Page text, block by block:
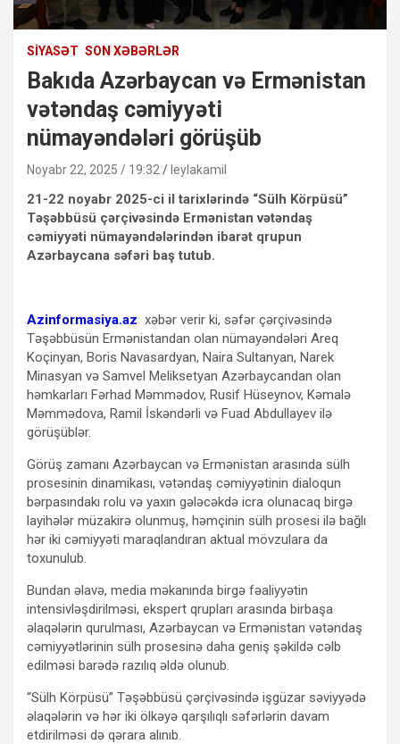
SIYASƏT SON XƏBƏRLƏR
Bakıda Azərbaycan və Ermənistan
vətəndaş cəmiyyəti
nümayəndələri görüşüb
Noyabr 22, 2025 / 19:32 leylakamil
21-22 noyabr 2025-ci il tarixlərində “Sülh Körpüsü”
Təşəbbüsü çərçivəsində Ermənistan vətəndaş
cəmiyyəti nümayəndələrindən ibarət qrupun
Azərbaycana səfəri baş tutub.
Azinformasiya.az xəbər verir ki, səfər çərçivəsində
Təşəbbüsün Ermənistandan olan nümayəndələri Areq
Koçinyan, Boris Navasardyan, Naira Sultanyan, Narek
Minasyan və Samvel Meliksetyan Azərbaycandan olan
həmkarları Fərhad Məmmədov, Rusif Hüseynov, Kəmalə
Məmmədova, Ramil İskəndərli və Fuad Abdullayev ilə
görüşüblər.
Görüş zamanı Azərbaycan və Ermənistan arasında sülh
prosesinin dinamikası, vətəndaş cəmiyyətinin dialoqun
bərpasındakı rolu və yaxın gələcəkdə icra olunacaq birgə
layihələr müzakirə olunmuş, həmçinin sülh prosesi ilə bağlı
hər iki cəmiyyəti maraqlandıran aktual mövzulara da
toxunulub.
Bundan əlavə, media məkanında birgə fəaliyyətin
intensivləşdirilməsi, ekspert qrupları arasında birbaşa
əlaqələrin qurulması, Azərbaycan və Ermənistan vətəndaş
cəmiyyətlərinin sülh prosesinə daha geniş şəkildə cəlb
edilməsi barədə razılıq əldə olunub.
“Sülh Körpüsü” Təşəbbüsü çərçivəsində işgüzar səviyyədə
əlaqələrin və hər iki ölkəyə qarşılıqlı səfərlərin davam
etdirilməsi də qərara alınıb.